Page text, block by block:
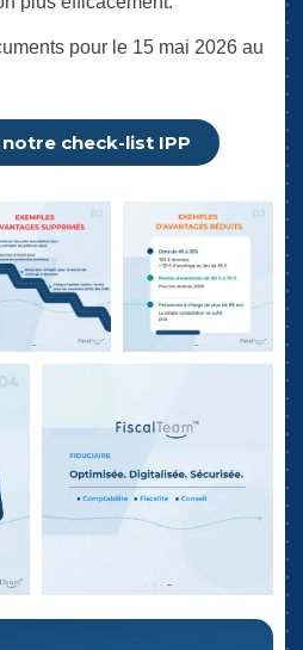
pour le 15 mai 2026 au
check-list IPP